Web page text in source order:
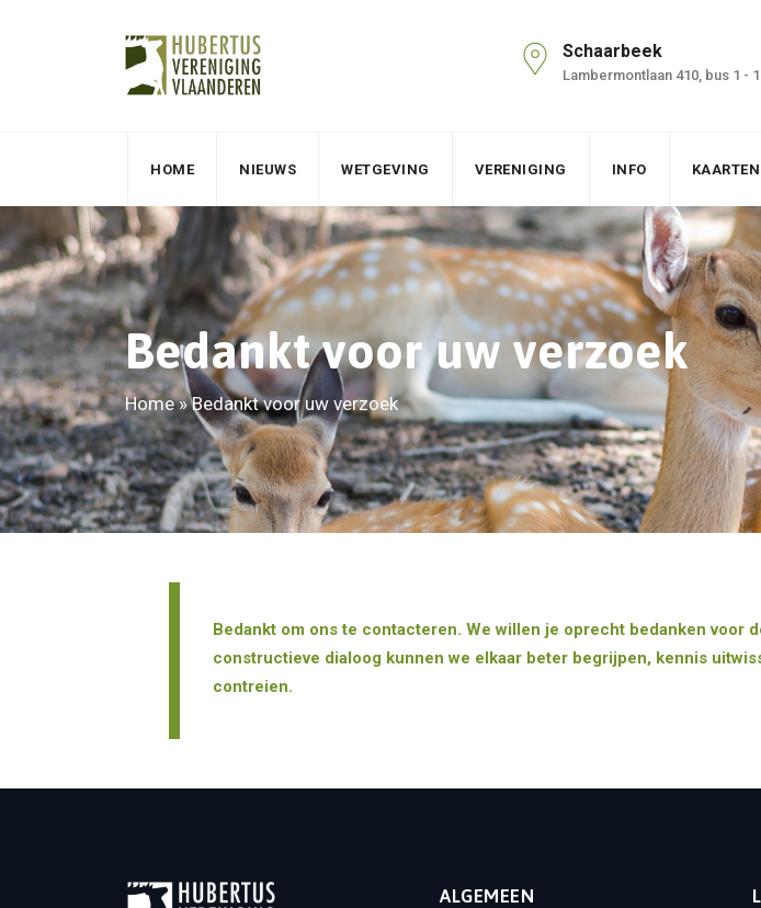
Schaarbeek
Lambermontlaan 410, bus 1 -
HOME NIEUWS WETGEVING VERENIGING INFO KAARTEN
Bedankt voor uw verzoek
Home»Bedankt voor uw verzoek
Bedankt om ons te contacteren. We willen je oprecht bedanken voor
constructieve dialoog kunnen we elkaar beter begrijpen, kennis
contreien.
ALGEMEEN